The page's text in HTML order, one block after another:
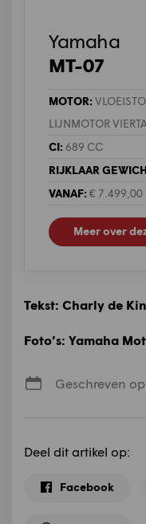
Yamaha
MT-07
MOTOR:
LIJNMOTOR
CI: 689 CC
RIJKLAAR
VANAF: € 7.499,00
Meer over
Tekst: Charly de
Foto’s: Yamaha
Geschreven
Deel dit artikel op:
Facebook